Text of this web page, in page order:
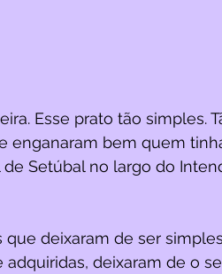
Esse prato tão simples.
enganaram bem quem
de Setúbal no largo do
que deixaram de ser
adquiridas, deixaram de o